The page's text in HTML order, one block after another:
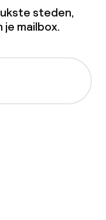
steden,
mailbox.